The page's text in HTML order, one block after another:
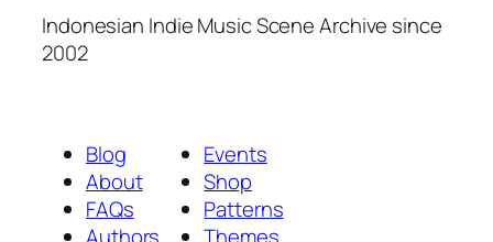
Indonesian Indie Music Scene Archive since
2002
Blog
About
FAQs
Events
Shop
Patterns